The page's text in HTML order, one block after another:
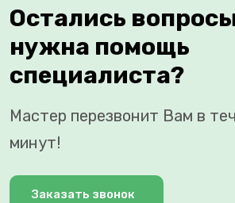
Остались
нужна помощь
специалиста?
Мастер перезвонит Вам в
минут!
Заказать звонок